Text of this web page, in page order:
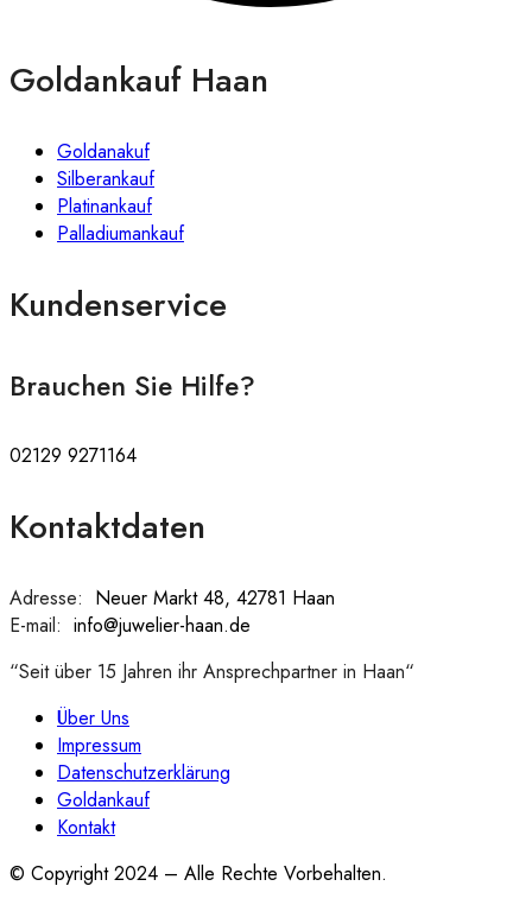
Goldankauf Haan
Goldanakuf
Silberankauf
Platinankauf
Palladiumankauf
Kundenservice
Brauchen Sie Hilfe?
02129 9271164
Kontaktdaten
Adresse: Neuer Markt 48, 42781 Haan
E-mail: info@juwelier-haan.de
“Seit über 15 Jahren ihr Ansprechpartner in Haan“
Über Uns
Impressum
Datenschutzerklärung
Goldankauf
Kontakt
© Copyright 2024 – Alle Rechte Vorbehalten.